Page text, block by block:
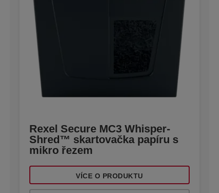
Rexel Secure MC3 Whisper-
Shred™ skartovačka papíru s
mikro řezem
VÍCE O PRODUKTU